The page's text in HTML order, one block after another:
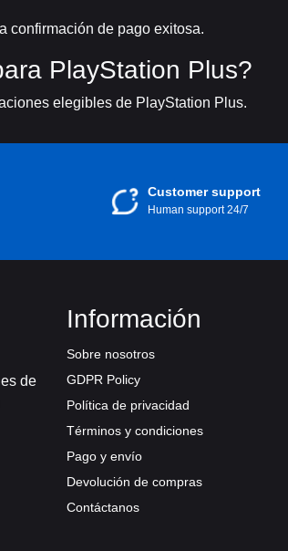
confirmación de pago exitosa.
PlayStation Plus?
elegibles de PlayStation Plus.
Customer support
Human support 24/7
de
Información
Sobre nosotros
GDPR Policy
Política de privacidad
Términos y condiciones
Pago y envío
Devolución de compras
Contáctanos